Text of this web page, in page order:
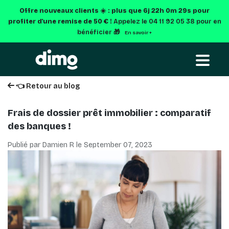
Offre nouveaux clients ☀️ : plus que 6j 22h 0m 28s pour
profiter d'une remise de 50 € ! Appelez le 04 11 92 05 38 pour en
bénéficier 🎁
En savoir +
👈 Retour au blog
Frais de dossier prêt immobilier : comparatif
des banques !
Publié par Damien R le September 07, 2023